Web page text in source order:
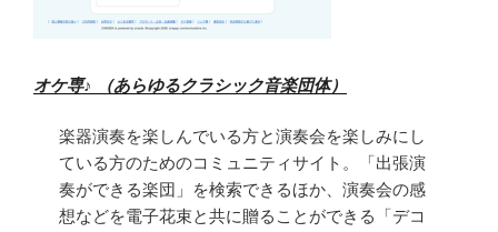
オケ専♪ （あらゆるクラシック音楽団体）
楽器演奏を楽しんでいる方と演奏会を楽しみにし
ている方のためのコミュニティサイト。「出張演
奏ができる楽団」を検索できるほか、演奏会の感
想などを電子花束と共に贈ることができる「デコ